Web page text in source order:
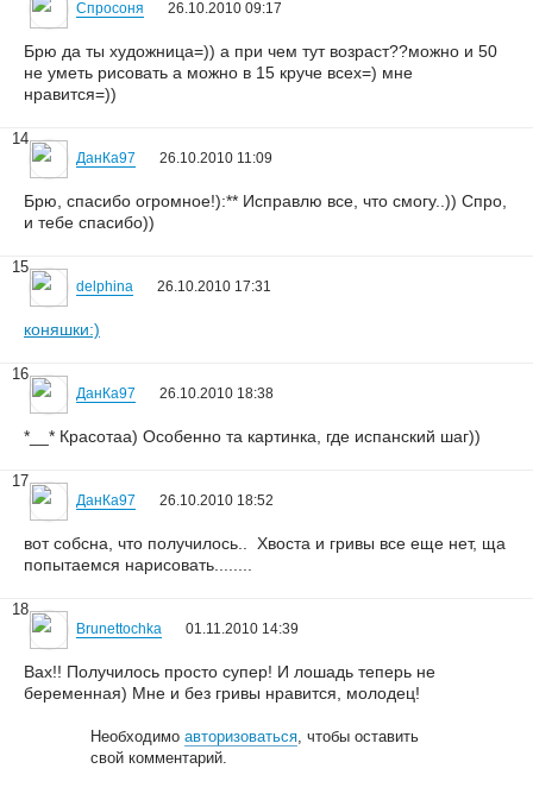
Спросоня 26.10.2010 09:17
Брю да ты художница=)) а при чем тут возраст??можно и 50
не уметь рисовать а можно в 15 круче всех=) мне
нравится=))
14
ДанКа97 26.10.2010 11:09
Брю, спасибо огромное!):** Исправлю все, что смогу..)) Спро,
и тебе спасибо))
15
delphina 26.10.2010 17:31
коняшки:)
16
ДанКа97 26.10.2010 18:38
*__* Красотаа) Особенно та картинка, где испанский шаг))
17
ДанКа97 26.10.2010 18:52
вот собсна, что получилось..
Хвоста и гривы все еще нет, ща
попытаемся нарисовать........
18
Brunettochka 01.11.2010 14:39
Вах!! Получилось просто супер! И лошадь теперь не
беременная) Мне и без гривы нравится, молодец!
Необходимоавторизоваться, чтобы оставить
свой комментарий.